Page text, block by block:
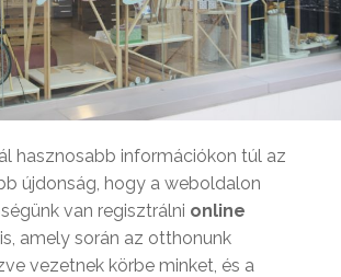
hasznosabb információkon túl az
újdonság, hogy a weboldalon
van regisztrálni online
is, amely során az otthonunk
vezetnek körbe minket, és a